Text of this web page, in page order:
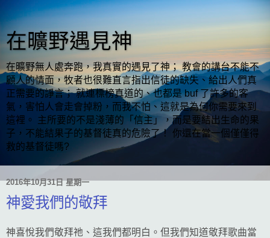
在曠野遇見神
在曠野無人處奔跑，我真實的遇見了神； 教會的講台不能不
顧人的情面，牧者也很難直言指出信徒的缺失、給出人們真
正需要的諍言； 就連標榜真道的、也都是 buf 了許多的客
氣，害怕人會走會掉粉，而我不怕、這就是為何你需要來到
這裡。 主所要的不是淺薄的「信主」，而是要結出生命的果
子，不能結果子的基督徒真的危險了！ 你還在當一個僅僅得
救的基督徒嗎?
2016年10月31日 星期一
神愛我們的敬拜
神喜悅我們敬拜祂、這我們都明白。但我們知道敬拜歌曲當